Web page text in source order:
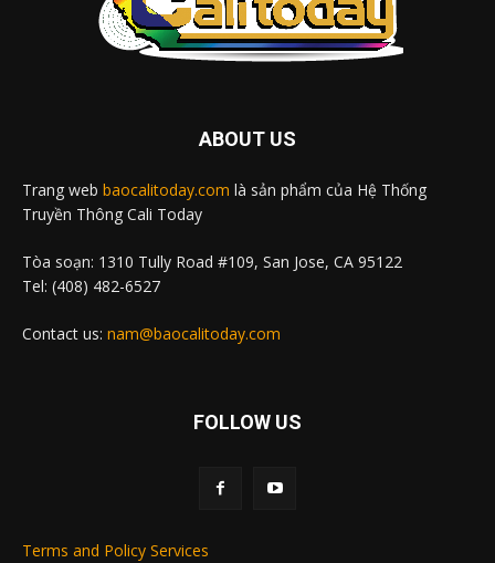
ABOUT US
Trang web baocalitoday.com là sản phẩm của Hệ Thống
Truyền Thông Cali Today
Tòa soạn: 1310 Tully Road #109, San Jose, CA 95122
Tel: (408) 482-6527
Contact us: nam@baocalitoday.com
FOLLOW US
Terms and Policy Services